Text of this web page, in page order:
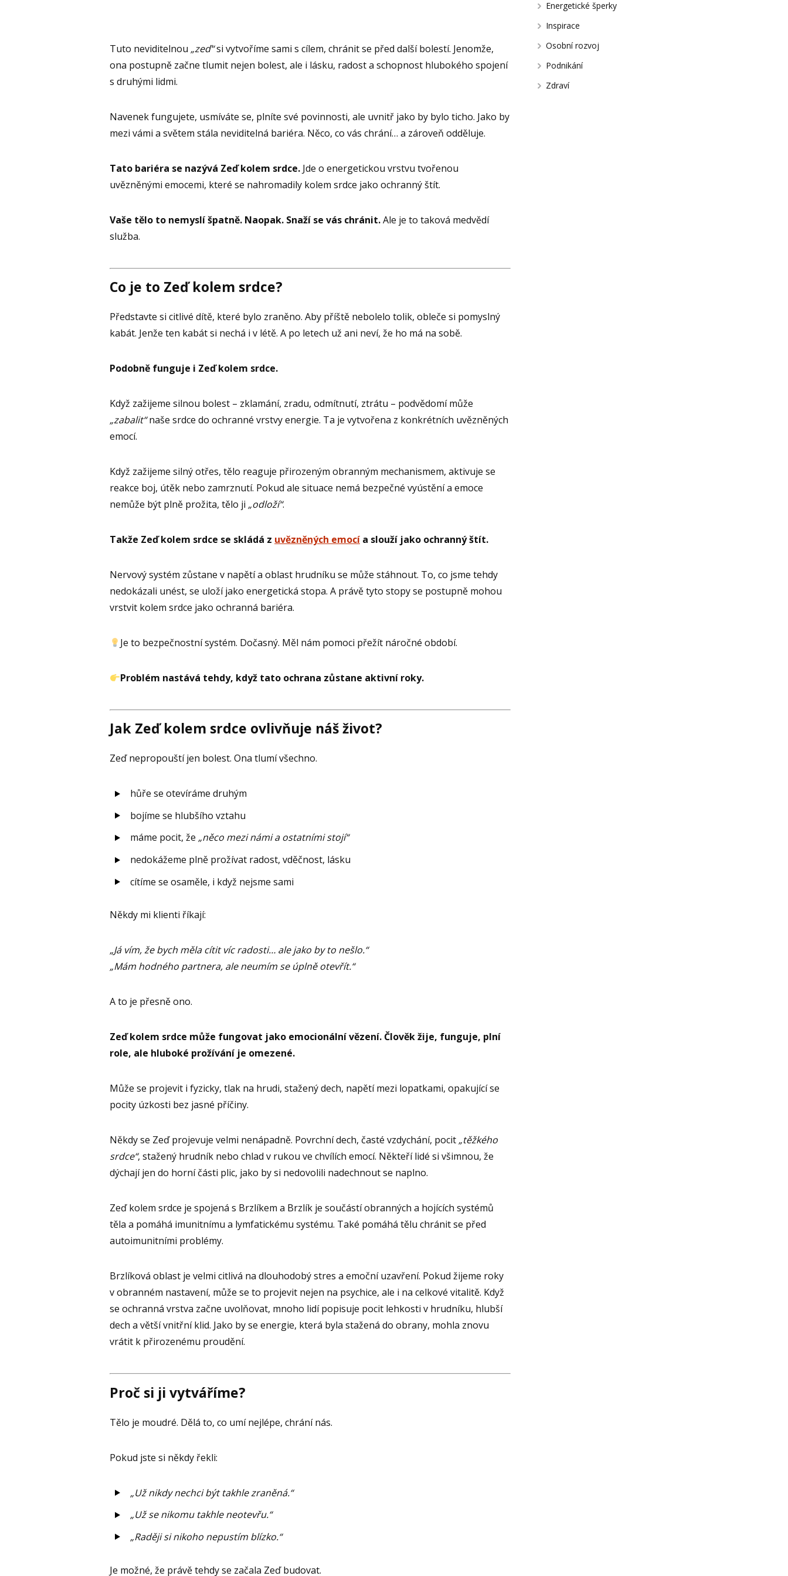
Tuto neviditelnou „zeď“si vytvoříme sami s cílem, chránit se před další bolestí. Jenomže,
ona postupně začne tlumit nejen bolest, ale i lásku, radost a schopnost hlubokého spojení
s druhými lidmi.
Navenek fungujete, usmíváte se, plníte své povinnosti, ale uvnitř jako by bylo ticho. Jako by
mezi vámi a světem stála neviditelná bariéra. Něco, co vás chrání… a zároveň odděluje.
Tato bariéra se nazývá Zeď kolem srdce. Jde o energetickou vrstvu tvořenou
uvězněnými emocemi, které se nahromadily kolem srdce jako ochranný štít.
Vaše tělo to nemyslí špatně. Naopak. Snaží se vás chránit.Ale je to taková medvědí
služba.
Co je to Zeď kolem srdce?
Představte si citlivé dítě, které bylo zraněno. Aby příště nebolelo tolik, obleče si pomyslný
kabát. Jenže ten kabát si nechá i v létě. A po letech už ani neví, že ho má na sobě.
Podobně funguje i Zeď kolem srdce.
Když zažijeme silnou bolest – zklamání, zradu, odmítnutí, ztrátu – podvědomí může
„zabalit“naše srdce do ochranné vrstvy energie. Ta je vytvořena z konkrétních uvězněných
emocí.
Když zažijeme silný otřes, tělo reaguje přirozeným obranným mechanismem, aktivuje se
reakce boj, útěk nebo zamrznutí. Pokud ale situace nemá bezpečné vyústění a emoce
nemůže být plně prožita, tělo ji „odloží“.
Takže Zeď kolem srdce se skládá z uvězněných emocí a slouží jako ochranný štít.
Nervový systém zůstane v napětí a oblast hrudníku se může stáhnout. To, co jsme tehdy
nedokázali unést, se uloží jako energetická stopa. A právě tyto stopy se postupně mohou
vrstvit kolem srdce jako ochranná bariéra.
Je to bezpečnostní systém. Dočasný. Měl nám pomoci přežít náročné období.
Problém nastává tehdy, když tato ochrana zůstane aktivní roky.
Jak Zeď kolem srdce ovlivňuje náš život?
Zeď nepropouští jen bolest. Ona tlumí všechno.
hůře se otevíráme druhým
bojíme se hlubšího vztahu
máme pocit, že „něco mezi námi a ostatními stojí“
nedokážeme plně prožívat radost, vděčnost, lásku
cítíme se osaměle, i když nejsme sami
Někdy mi klienti říkají:
„Já vím, že bych měla cítit víc radosti… ale jako by to nešlo.“
„Mám hodného partnera, ale neumím se úplně otevřít.“
A to je přesně ono.
Zeď kolem srdce může fungovat jako emocionální vězení. Člověk žije, funguje, plní
role, ale hluboké prožívání je omezené.
Může se projevit i fyzicky, tlak na hrudi, stažený dech, napětí mezi lopatkami, opakující se
pocity úzkosti bez jasné příčiny.
Někdy se Zeď projevuje velmi nenápadně. Povrchní dech, časté vzdychání, pocit„těžkého
srdce“, stažený hrudník nebo chlad v rukou ve chvílích emocí. Někteří lidé si všimnou, že
dýchají jen do horní části plic, jako by si nedovolili nadechnout se naplno.
Zeď kolem srdce je spojená s Brzlíkem a Brzlík je součástí obranných a hojících systémů
těla a pomáhá imunitnímu a lymfatickému systému. Také pomáhá tělu chránit se před
autoimunitními problémy.
Brzlíková oblast je velmi citlivá na dlouhodobý stres a emoční uzavření. Pokud žijeme roky
v obranném nastavení, může se to projevit nejen na psychice, ale i na celkové vitalitě. Když
se ochranná vrstva začne uvolňovat, mnoho lidí popisuje pocit lehkosti v hrudníku, hlubší
dech a větší vnitřní klid. Jako by se energie, která byla stažená do obrany, mohla znovu
vrátit k přirozenému proudění.
Proč si ji vytváříme?
Tělo je moudré. Dělá to, co umí nejlépe, chrání nás.
Pokud jste si někdy řekli:
„Už nikdy nechci být takhle zraněná.“
„Už se nikomu takhle neotevřu.“
„Raději si nikoho nepustím blízko.“
Je možné, že právě tehdy se začala Zeď budovat.
Energetické šperky
Inspirace
Osobní rozvoj
Podnikání
Zdraví